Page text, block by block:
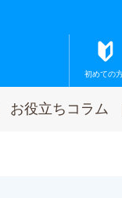
初めての
お役立ちコラム